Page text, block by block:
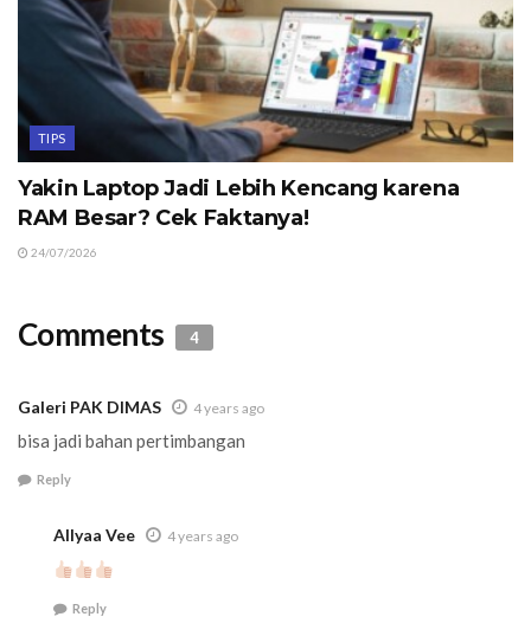
TIPS
Yakin Laptop Jadi Lebih Kencang karena
RAM Besar? Cek Faktanya!
24/07/2026
Comments 4
Galeri PAK DIMAS 4 years ago
bisa jadi bahan pertimbangan
Reply
Allyaa Vee 4 years ago
Reply